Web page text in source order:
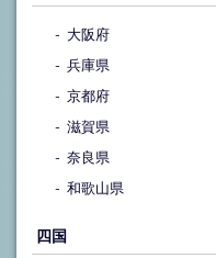
大阪府
兵庫県
京都府
滋賀県
奈良県
和歌山県
四国